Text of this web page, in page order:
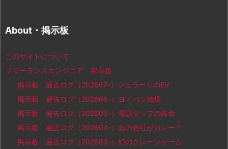
About・掲示板
このサイトについて
フリーランスエンジニア 掲示板
掲示板 過去ログ（202607-）フェラーリのEV
掲示板 過去ログ（202606-）ヨドバシ池袋
掲示板 過去ログ（202605-）電源タップの寿命
掲示板 過去ログ（202604-）あの会社がカレー？
掲示板 過去ログ（202603-）幻のクレーンゲーム